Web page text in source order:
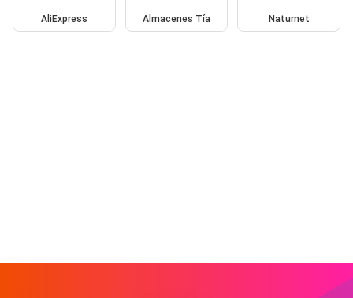
AliExpress Almacenes Tía Naturnet